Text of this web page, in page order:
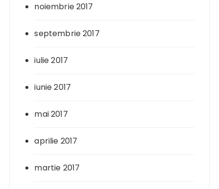
noiembrie 2017
septembrie 2017
iulie 2017
iunie 2017
mai 2017
aprilie 2017
martie 2017